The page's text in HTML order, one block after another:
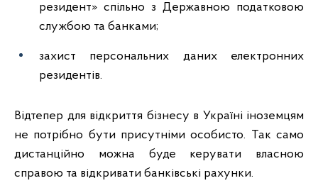
резидент» спільно з Державною податковою
службою та банками;
захист персональних даних електронних
резидентів.
Відтепер для відкриття бізнесу в Україні іноземцям
не потрібно бути присутніми особисто. Так само
дистанційно можна буде керувати власною
справою та відкривати банківські рахунки.